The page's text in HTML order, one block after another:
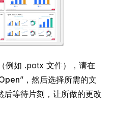
例如 .potx 文件），请在
”，然后选择所需的文
等待片刻，让所做的更改